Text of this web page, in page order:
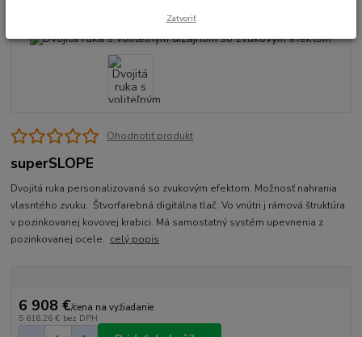
Ohodnotiť produkt
superSLOPE
Dvojitá ruka personalizovaná so zvukovým efektom. Možnosť nahrania
vlasntého zvuku. Štvorfarebná digitálna tlač. Vo vnútri j rámová štruktúra
v pozinkovanej kovovej krabici. Má samostatný systém upevnenia z
pozinkovanej ocele. celý popis
6 908 €/cena na vyžiadanie
5 616,26 € bez DPH
Zatvoriť